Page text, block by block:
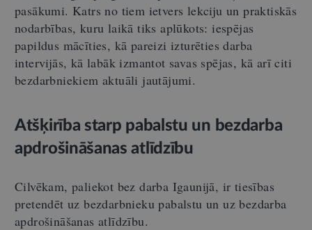
pasākumi. Katrs no tiem ietvers lekciju un praktiskās
nodarbības, kuru laikā tiks aplūkots: iespējas
papildus mācīties, kā pareizi izturēties darba
intervijās, kā labāk izmantot savas spējas, kā arī citi
bezdarbniekiem aktuāli jautājumi.
Atšķirība starp pabalstu un bezdarba
apdrošināšanas atlīdzību
Cilvēkam, paliekot bez darba Igaunijā, ir tiesības
pretendēt uz bezdarbnieku pabalstu un uz bezdarba
apdrošināšanas atlīdzību.